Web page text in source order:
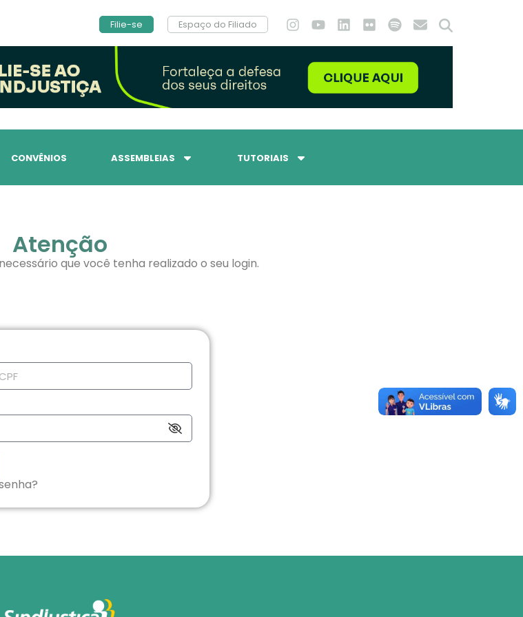
Filie-se Espaço do Filiado
CONVÊNIOS ASSEMBLEIAS TUTORIAIS
Atenção
que você tenha realizado o seu login.